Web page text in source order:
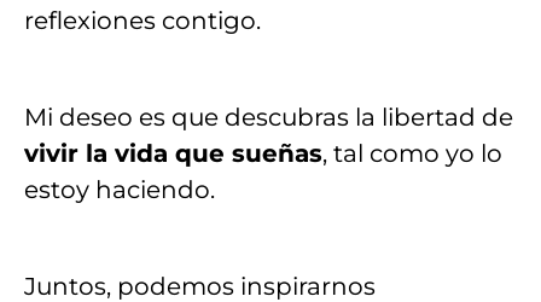
reflexiones contigo.
Mi deseo es que descubras la libertad de
vivir la vida que sueñas, tal como yo lo
estoy haciendo.
Juntos, podemos inspirarnos